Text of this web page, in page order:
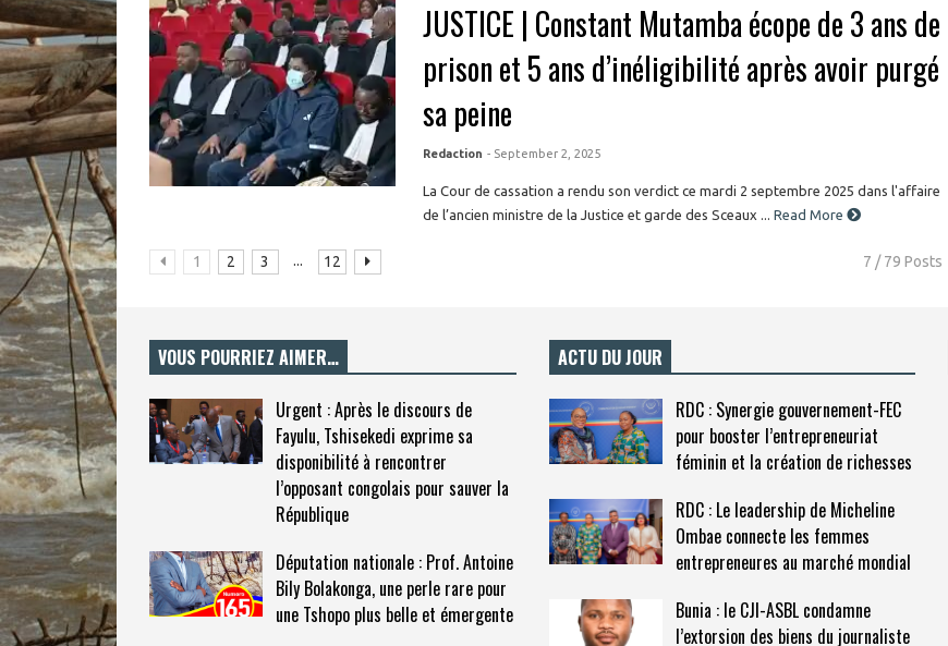
JUSTICE | Constant Mutamba écope de 3 ans de
prison et 5 ans d’inéligibilité après avoir purgé
sa peine
Redaction - September 2, 2025
La Cour de cassation a rendu son verdict ce mardi 2 septembre 2025 dans l'affaire
de l’ancien ministre de la Justice et garde des Sceaux ... Read More
1 2 3 ... 12 7 / 79 Posts
VOUS POURRIEZ AIMER…
Urgent : Après le discours de
Fayulu, Tshisekedi exprime sa
disponibilité à rencontrer
l’opposant congolais pour sauver la
République
Députation nationale : Prof. Antoine
Bily Bolakonga, une perle rare pour
une Tshopo plus belle et émergente
ACTU DU JOUR
RDC : Synergie gouvernement-FEC
pour booster l’entrepreneuriat
féminin et la création de richesses
RDC : Le leadership de Micheline
Ombae connecte les femmes
entrepreneures au marché mondial
Bunia : le CJI-ASBL condamne
l’extorsion des biens du journaliste